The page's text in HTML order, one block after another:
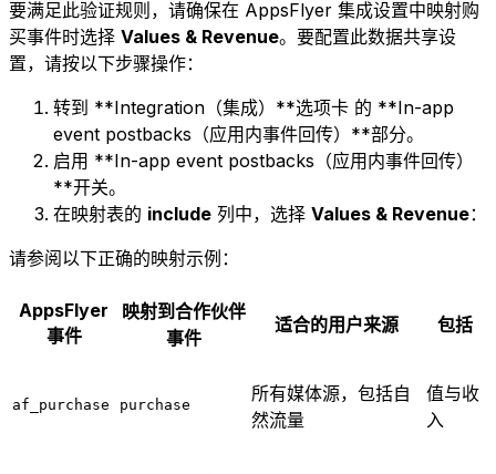
要满足此验证规则，请确保在 AppsFlyer 集成设置中映射购
买事件时选择 Values & Revenue。要配置此数据共享设
置，请按以下步骤操作：
转到 **Integration（集成）**选项卡 的 **In-app
event postbacks（应用内事件回传）**部分。
启用 **In-app event postbacks（应用内事件回传）
**开关。
在映射表的 include 列中，选择 Values & Revenue：
请参阅以下正确的映射示例：
AppsFlyer
事件
映射到合作伙伴
事件
适合的用户来源 包括
af_purchase purchase
所有媒体源，包括自
然流量
值与收
入